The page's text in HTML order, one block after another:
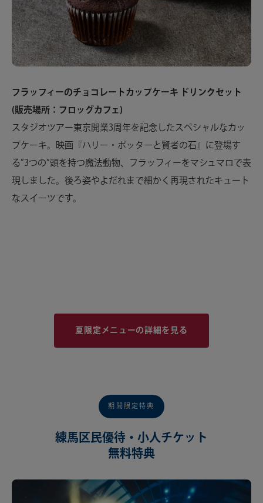
フラッフィーのチョコレートカップケーキ ドリンクセット
(販売場所：フロッグカフェ)
スタジオツアー東京開業3周年を記念したスペシャルなカッ
プケーキ。映画『ハリー・ポッターと賢者の石』に登場す
る”3つの”頭を持つ魔法動物、フラッフィーをマシュマロで表
現しました。後ろ姿やよだれまで細かく再現されたキュート
なスイーツです。
夏限定メニューの詳細を見る
期間限定特典
練馬区民優待・小人チケット
無料特典